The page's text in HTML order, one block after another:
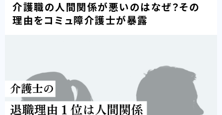
介護の仕事
介護職の人間関係が悪いのはなぜ？その
理由をコミュ障介護士が暴露